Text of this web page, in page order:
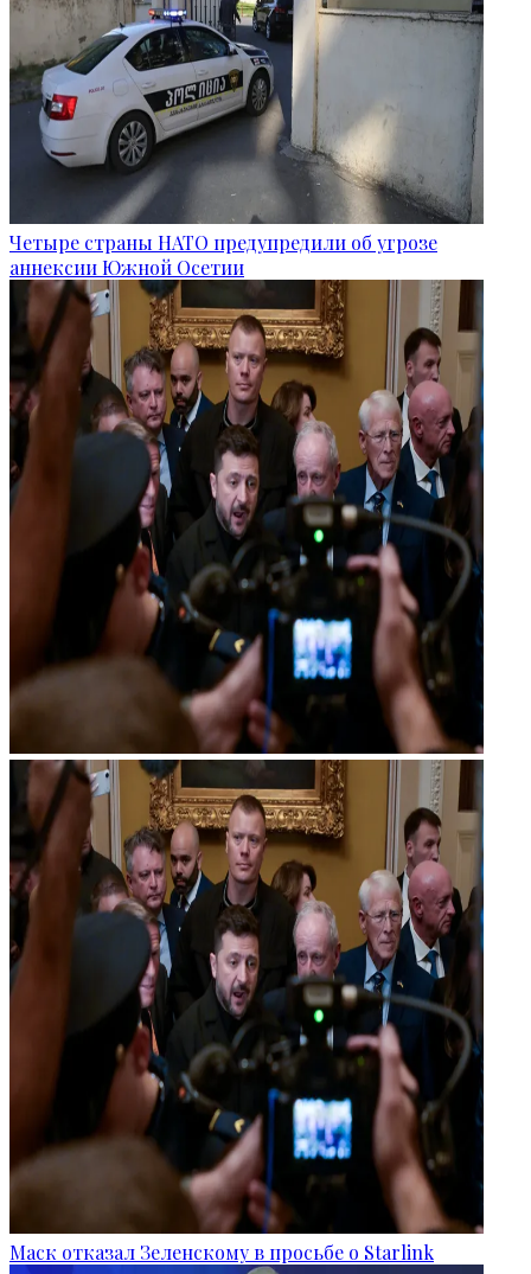
Четыре страны НАТО предупредили об угрозе
аннексии Южной Осетии
Маск отказал Зеленскому в просьбе о Starlink